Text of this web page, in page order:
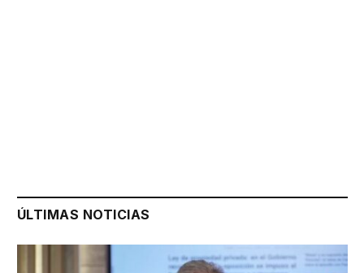
ÚLTIMAS NOTICIAS